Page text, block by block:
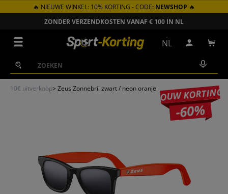
GA NAAR INHOUD
🔥 NIEUWE WINKEL: 10% KORTING - CODE: NEWSHOP 🔥
ZONDER VERZENDKOSTEN VANAF € 100 IN NL
Zoeken
Zoeken
NL Inloggen
10€ uitverkoop> Zeus Zonnebril zwart / neon oranjeJOUW KORTING
-60%